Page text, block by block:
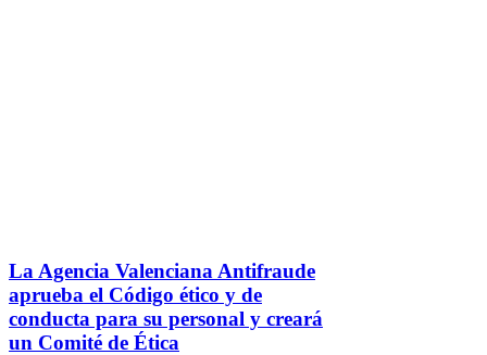
La Agencia Valenciana Antifraude
aprueba el Código ético y de
conducta para su personal y creará
un Comité de Ética